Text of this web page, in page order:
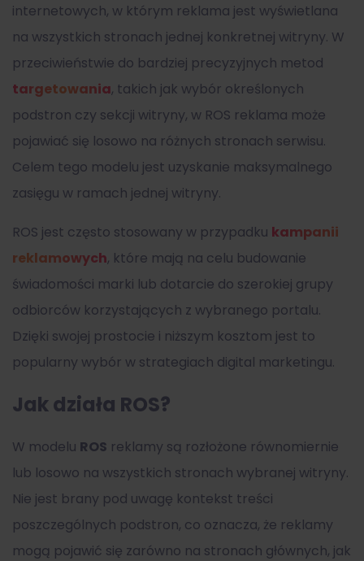
internetowych, w którym reklama jest wyświetlana
na wszystkich stronach jednej konkretnej witryny. W
przeciwieństwie do bardziej precyzyjnych metod
targetowania, takich jak wybór określonych
podstron czy sekcji witryny, w ROS reklama może
pojawiać się losowo na różnych stronach serwisu.
Celem tego modelu jest uzyskanie maksymalnego
zasięgu w ramach jednej witryny.
ROS jest często stosowany w przypadku kampanii
reklamowych, które mają na celu budowanie
świadomości marki lub dotarcie do szerokiej grupy
odbiorców korzystających z wybranego portalu.
Dzięki swojej prostocie i niższym kosztom jest to
popularny wybór w strategiach digital marketingu.
Jak działa ROS?
W modelu ROS reklamy są rozłożone równomiernie
lub losowo na wszystkich stronach wybranej witryny.
Nie jest brany pod uwagę kontekst treści
poszczególnych podstron, co oznacza, że reklamy
mogą pojawić się zarówno na stronach głównych, jak